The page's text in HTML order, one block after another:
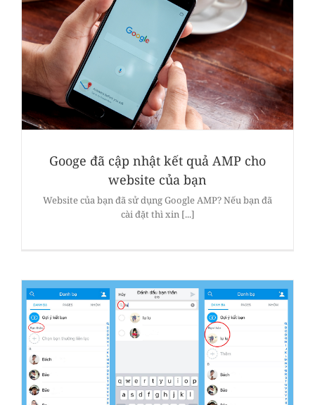
Googe đã cập nhật kết quả AMP cho
website của bạn
Website của bạn đã sử dụng Google AMP? Nếu bạn đã
cài đặt thì xin [...]